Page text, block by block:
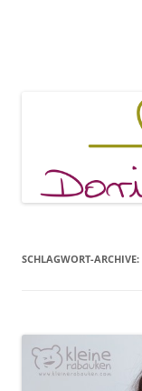
SCHLAGWORT-ARCHIVE: